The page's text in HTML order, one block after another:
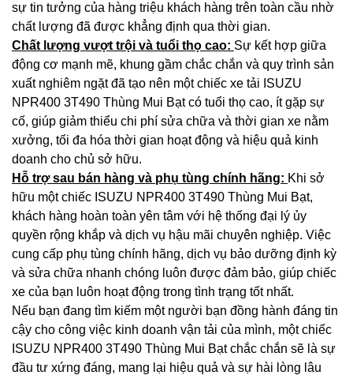
sự tin tưởng của hàng triệu khách hàng trên toàn cầu nhờ
chất lượng đã được khẳng định qua thời gian.
Chất lượng vượt trội và tuổi thọ cao: Sự kết hợp giữa
động cơ mạnh mẽ, khung gầm chắc chắn và quy trình sản
xuất nghiêm ngặt đã tạo nên một chiếc xe tải ISUZU
NPR400 3T490 Thùng Mui Bạt có tuổi thọ cao, ít gặp sự
cố, giúp giảm thiểu chi phí sửa chữa và thời gian xe nằm
xưởng, tối đa hóa thời gian hoạt động và hiệu quả kinh
doanh cho chủ sở hữu.
Hỗ trợ sau bán hàng và phụ tùng chính hãng: Khi sở
hữu một chiếc ISUZU NPR400 3T490 Thùng Mui Bạt,
khách hàng hoàn toàn yên tâm với hệ thống đại lý ủy
quyền rộng khắp và dịch vụ hậu mãi chuyên nghiệp. Việc
cung cấp phụ tùng chính hãng, dịch vụ bảo dưỡng định kỳ
và sửa chữa nhanh chóng luôn được đảm bảo, giúp chiếc
xe của bạn luôn hoạt động trong tình trạng tốt nhất.
Nếu bạn đang tìm kiếm một người bạn đồng hành đáng tin
cậy cho công việc kinh doanh vận tải của mình, một chiếc
ISUZU NPR400 3T490 Thùng Mui Bạt chắc chắn sẽ là sự
đầu tư xứng đáng, mang lại hiệu quả và sự hài lòng lâu